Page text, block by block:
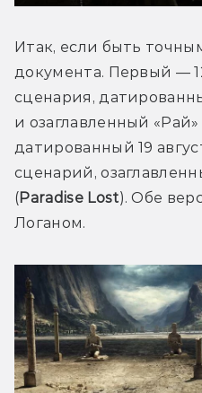
Итак, если быть
документа. Первый —
сценария,
и озаглавленный «Рай»
датированный 19
сценарий,
(Paradise Lost). Обе
Логаном.